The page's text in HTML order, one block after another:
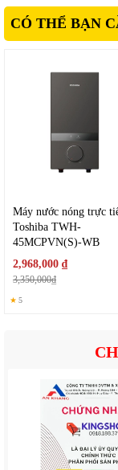
2. Tính năng nổi
Làm nóng
Hệ thống
Thiết kế hiện
Giữ nhiệt lâu,
Phù hợp gia
Hệ thống
động ngắt
CÓ THỂ BẠN
Máy nước nóng trực
Toshiba TWH-
45MCPVN(S)-WB
2,968,000 ₫
3,350,000₫
★ 5